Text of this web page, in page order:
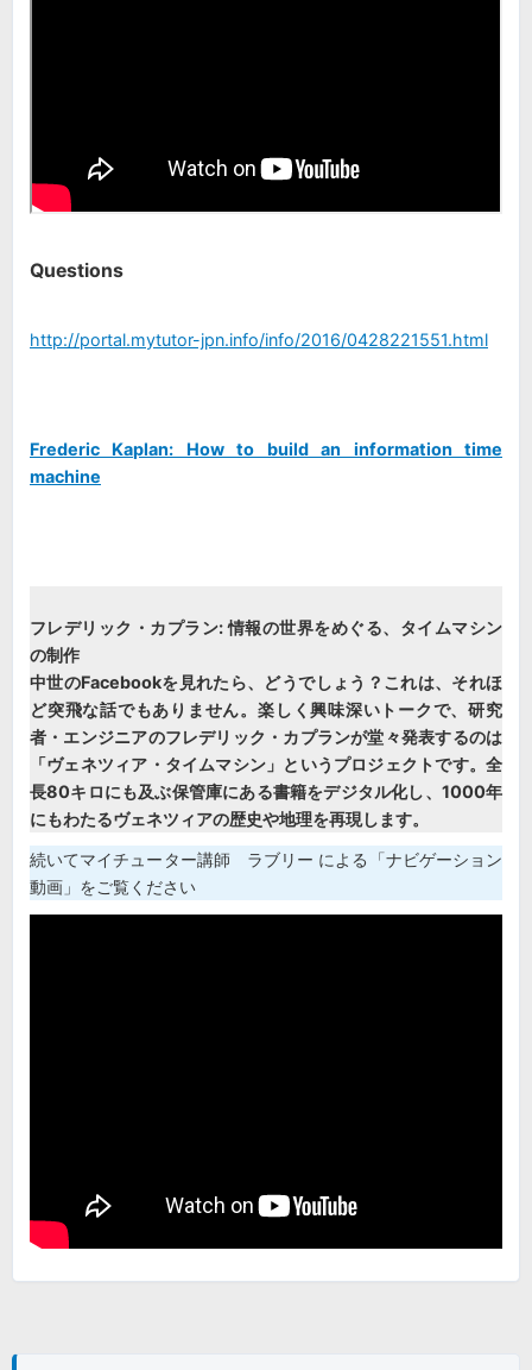
Questions
http://portal.mytutor-jpn.info/info/2016/0428221551.html
Frederic Kaplan: How to build an information time
machine
フレデリック・カプラン: 情報の世界をめぐる、タイムマシン
の制作
中世のFacebookを見れたら、どうでしょう？これは、それほ
ど突飛な話でもありません。楽しく興味深いトークで、研究
者・エンジニアのフレデリック・カプランが堂々発表するのは
「ヴェネツィア・タイムマシン」というプロジェクトです。全
長80キロにも及ぶ保管庫にある書籍をデジタル化し、1000年
にもわたるヴェネツィアの歴史や地理を再現します。
続いてマイチューター講師 ラブリー による「ナビゲーション
動画」をご覧ください